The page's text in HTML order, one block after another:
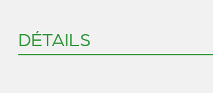
DÉTAILS